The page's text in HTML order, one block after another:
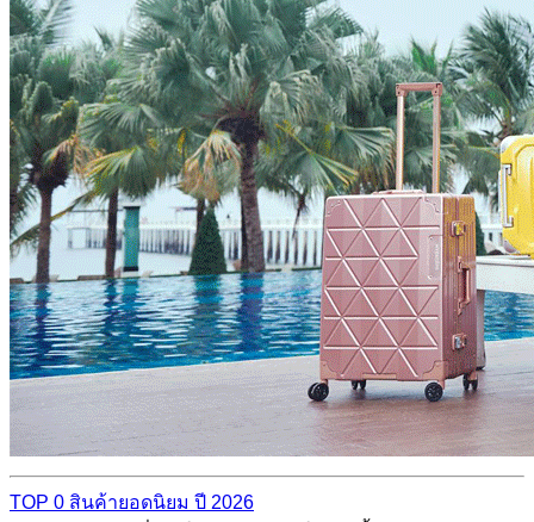
TOP 0 สินค้ายอดนิยม ปี 2026